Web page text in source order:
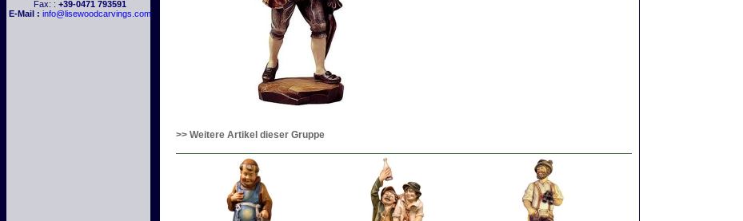
Fax: : +39-0471 793591
E-Mail : info@lisewoodcarvings.com
>> Weitere Artikel dieser Gruppe